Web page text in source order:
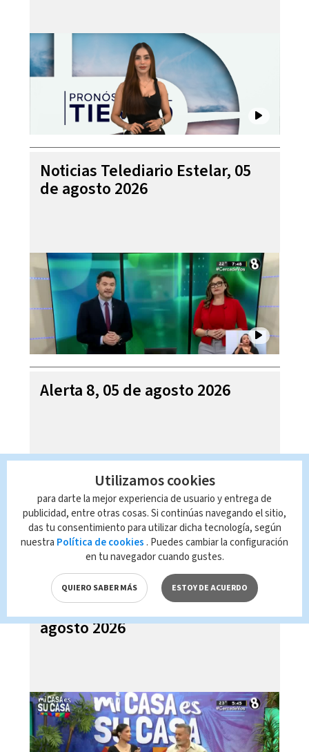
Noticias Telediario Estelar, 05
de agosto 2026
Alerta 8, 05 de agosto 2026
Mi Casa es su Casa, 05 de
agosto 2026
Utilizamos cookies
para darte la mejor experiencia de usuario y entrega de
publicidad, entre otras cosas. Si continúas navegando el sitio,
das tu consentimiento para utilizar dicha tecnología, según
nuestra Política de cookies . Puedes cambiar la configuración
en tu navegador cuando gustes.
QUIERO SABER MÁS ESTOY DE ACUERDO